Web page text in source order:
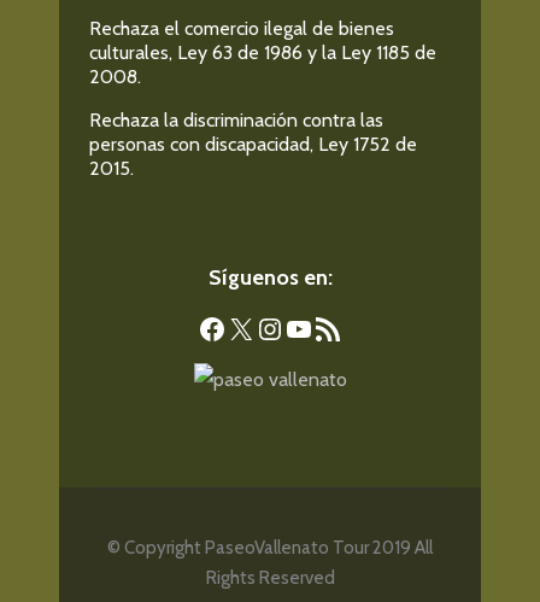
Rechaza el comercio ilegal de bienes
culturales, Ley 63 de 1986 y la Ley 1185 de
2008.
Rechaza la discriminación contra las
personas con discapacidad, Ley 1752 de
2015.
Síguenos en:
Facebook
X Instagram
YouTube
Feed RSS
© Copyright PaseoVallenato Tour 2019 All
Rights Reserved